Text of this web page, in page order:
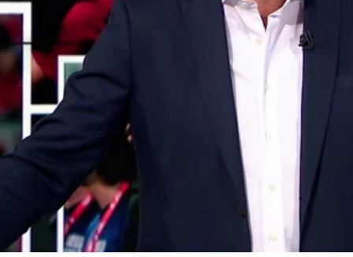
WhatsappFacebook
X
Jugones Josep Pedrerol Messi